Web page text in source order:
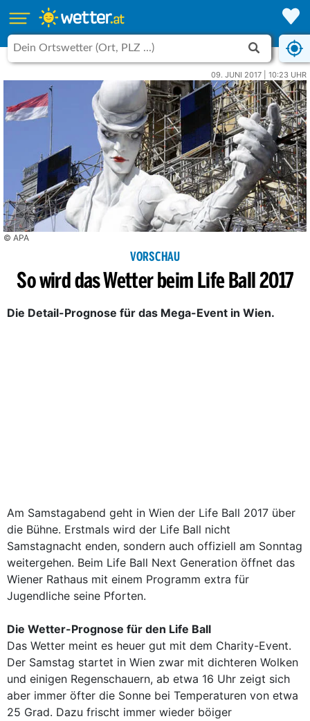
09. JUNI 2017 | 10:23 UHR
© APA
VORSCHAU
So wird das Wetter beim Life Ball 2017
Die Detail-Prognose für das Mega-Event in Wien.
Am Samstagabend geht in Wien der Life Ball 2017 über
die Bühne. Erstmals wird der Life Ball nicht
Samstagnacht enden, sondern auch offiziell am Sonntag
weitergehen. Beim Life Ball Next Generation öffnet das
Wiener Rathaus mit einem Programm extra für
Jugendliche seine Pforten.
Die Wetter-Prognose für den Life Ball
Das Wetter meint es heuer gut mit dem Charity-Event.
Der Samstag startet in Wien zwar mit dichteren Wolken
und einigen Regenschauern, ab etwa 16 Uhr zeigt sich
aber immer öfter die Sonne bei Temperaturen von etwa
25 Grad. Dazu frischt immer wieder böiger